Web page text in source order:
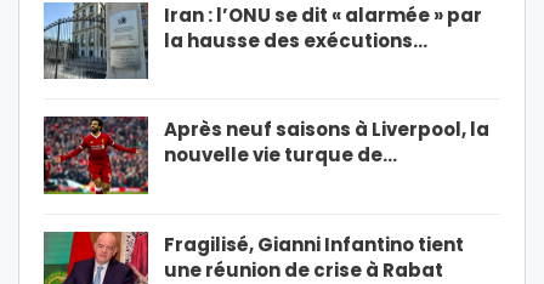
Iran : l’ONU se dit « alarmée » par
la hausse des exécutions…
Après neuf saisons à Liverpool, la
nouvelle vie turque de…
Fragilisé, Gianni Infantino tient
une réunion de crise à Rabat